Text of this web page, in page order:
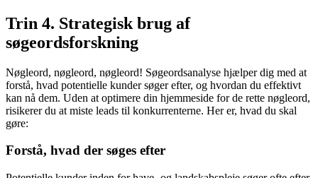
Trin 4. Strategisk brug af
søgeordsforskning
Nøgleord, nøgleord, nøgleord! Søgeordsanalyse hjælper dig med at
forstå, hvad potentielle kunder søger efter, og hvordan du effektivt
kan nå dem. Uden at optimere din hjemmeside for de rette nøgleord,
risikerer du at miste leads til konkurrenterne. Her er, hvad du skal
gøre:
Forstå, hvad der søges efter